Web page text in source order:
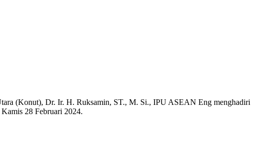
(Konut), Dr. Ir. H. Ruksamin, ST., M. Si., IPU ASEAN Eng menghadiri
28 Februari 2024.